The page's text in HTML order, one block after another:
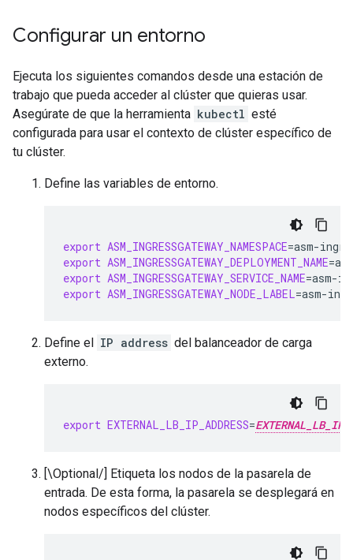
Configurar un entorno
Ejecuta los siguientes comandos desde una estación de
trabajo que pueda acceder al clúster que quieras usar.
Asegúrate de que la herramienta kubectl esté
configurada para usar el contexto de clúster específico de
tu clúster.
Define las variables de entorno.
export ASM_INGRESSGATEWAY_NAMESPACE=
export ASM_INGRESSGATEWAY_DEPLOYMENT_NAME=
export ASM_INGRESSGATEWAY_SERVICE_NAME=
export ASM_INGRESSGATEWAY_NODE_LABEL=
Define el IP address del balanceador de carga
externo.
export EXTERNAL_LB_IP_ADDRESS=
[\Optional/] Etiqueta los nodos de la pasarela de
entrada. De esta forma, la pasarela se desplegará en
nodos específicos del clúster.